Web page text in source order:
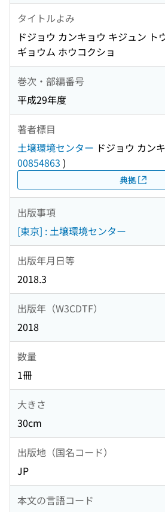
タイトルよみ
ドジョウ カンキョウ キジュン ト
ギョウム ホウコクショ
巻次・部編番号
平成29年度
著者標目
土壌環境センター ドジョウ カン
00854863 )
典拠
出版事項
[東京] : 土壌環境センター
出版年月日等
2018.3
出版年（W3CDTF）
2018
数量
1冊
大きさ
30cm
出版地（国名コード）
JP
本文の言語コード